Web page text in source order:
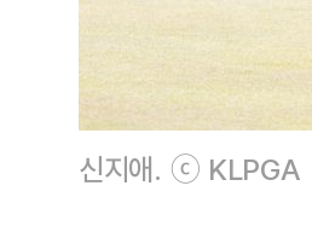
신지애. ⓒ KLPGA